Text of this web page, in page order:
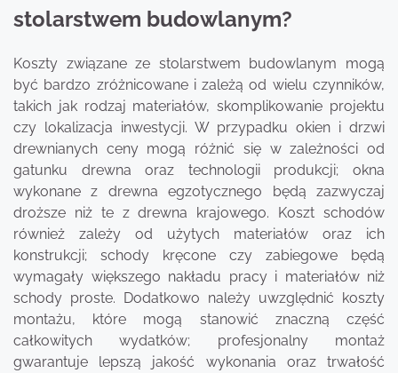
stolarstwem budowlanym?
Koszty związane ze stolarstwem budowlanym mogą
być bardzo zróżnicowane i zależą od wielu czynników,
takich jak rodzaj materiałów, skomplikowanie projektu
czy lokalizacja inwestycji. W przypadku okien i drzwi
drewnianych ceny mogą różnić się w zależności od
gatunku drewna oraz technologii produkcji; okna
wykonane z drewna egzotycznego będą zazwyczaj
droższe niż te z drewna krajowego. Koszt schodów
również zależy od użytych materiałów oraz ich
konstrukcji; schody kręcone czy zabiegowe będą
wymagały większego nakładu pracy i materiałów niż
schody proste. Dodatkowo należy uwzględnić koszty
montażu, które mogą stanowić znaczną część
całkowitych wydatków; profesjonalny montaż
gwarantuje lepszą jakość wykonania oraz trwałość